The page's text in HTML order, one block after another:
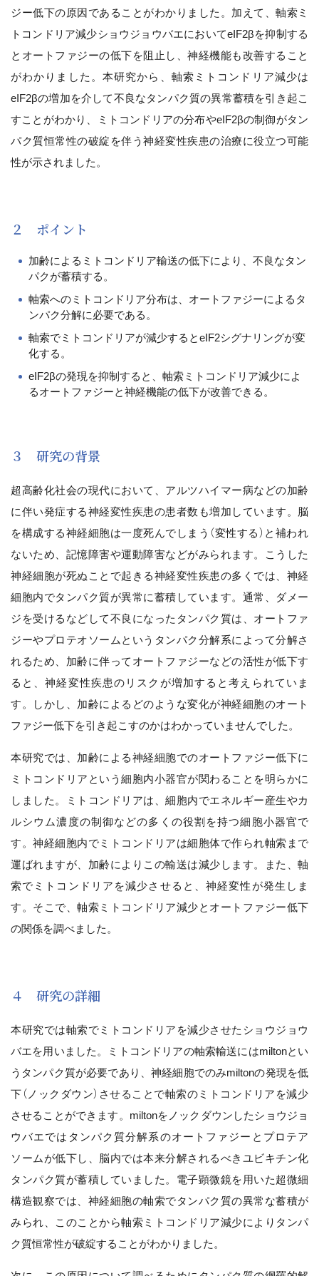
ジー低下の原因であることがわかりました。加えて、軸索ミ
トコンドリア減少ショウジョウバエにおいてeIF2βを抑制する
とオートファジーの低下を阻止し、神経機能も改善すること
がわかりました。本研究から、軸索ミトコンドリア減少は
eIF2βの増加を介して不良なタンパク質の異常蓄積を引き起こ
すことがわかり、ミトコンドリアの分布やeIF2βの制御がタン
パク質恒常性の破綻を伴う神経変性疾患の治療に役立つ可能
性が示されました。
２ ポイント
加齢によるミトコンドリア輸送の低下により、不良なタン
パクが蓄積する。
軸索へのミトコンドリア分布は、オートファジーによるタ
ンパク分解に必要である。
軸索でミトコンドリアが減少するとeIF2シグナリングが変
化する。
eIF2βの発現を抑制すると、軸索ミトコンドリア減少によ
るオートファジーと神経機能の低下が改善できる。
３ 研究の背景
超高齢化社会の現代において、アルツハイマー病などの加齢
に伴い発症する神経変性疾患の患者数も増加しています。脳
を構成する神経細胞は一度死んでしまう（変性する）と補われ
ないため、記憶障害や運動障害などがみられます。こうした
神経細胞が死ぬことで起きる神経変性疾患の多くでは、神経
細胞内でタンパク質が異常に蓄積しています。通常、ダメー
ジを受けるなどして不良になったタンパク質は、オートファ
ジーやプロテオソームというタンパク分解系によって分解さ
れるため、加齢に伴ってオートファジーなどの活性が低下す
ると、神経変性疾患のリスクが増加すると考えられていま
す。しかし、加齢によるどのような変化が神経細胞のオート
ファジー低下を引き起こすのかはわかっていませんでした。
本研究では、加齢による神経細胞でのオートファジー低下に
ミトコンドリアという細胞内小器官が関わることを明らかに
しました。ミトコンドリアは、細胞内でエネルギー産生やカ
ルシウム濃度の制御などの多くの役割を持つ細胞小器官で
す。神経細胞内でミトコンドリアは細胞体で作られ軸索まで
運ばれますが、加齢によりこの輸送は減少します。また、軸
索でミトコンドリアを減少させると、神経変性が発生しま
す。そこで、軸索ミトコンドリア減少とオートファジー低下
の関係を調べました。
４ 研究の詳細
本研究では軸索でミトコンドリアを減少させたショウジョウ
バエを用いました。ミトコンドリアの軸索輸送にはmiltonとい
うタンパク質が必要であり、神経細胞でのみmiltonの発現を低
下（ノックダウン）させることで軸索のミトコンドリアを減少
させることができます。miltonをノックダウンしたショウジョ
ウバエではタンパク質分解系のオートファジーとプロテア
ソームが低下し、脳内では本来分解されるべきユビキチン化
タンパク質が蓄積していました。電子顕微鏡を用いた超微細
構造観察では、神経細胞の軸索でタンパク質の異常な蓄積が
みられ、このことから軸索ミトコンドリア減少によりタンパ
ク質恒常性が破綻することがわかりました。